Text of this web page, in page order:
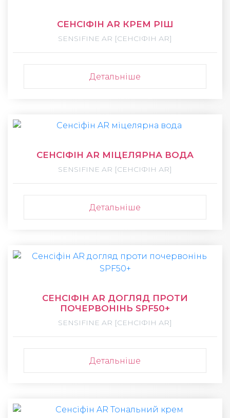
СЕНСІФІН AR КРЕМ РІШ
SENSIFINE AR [СЕНСІФІН АR]
Детальніше
СЕНСІФІН AR МІЦЕЛЯРНА ВОДА
SENSIFINE AR [СЕНСІФІН АR]
Детальніше
СЕНСІФІН AR ДОГЛЯД ПРОТИ
ПОЧЕРВОНІНЬ SPF50+
SENSIFINE AR [СЕНСІФІН АR]
Детальніше